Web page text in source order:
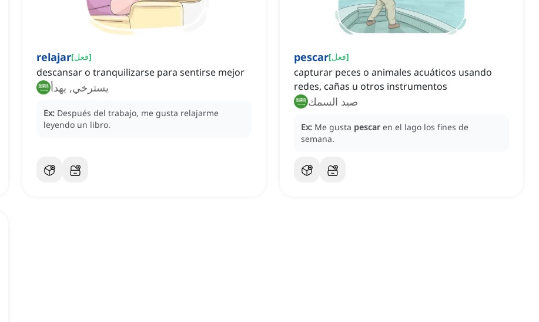
relajar[فعل]
descansar o tranquilizarse para sentirse mejor
يسترخي, يهدأ
Ex: Después del trabajo, me gusta relajarme
leyendo un libro.
pescar[فعل]
capturar peces o animales acuáticos usando
redes, cañas u otros instrumentos
صيد السمك
Ex: Me gusta pescar en el lago los fines de
semana.